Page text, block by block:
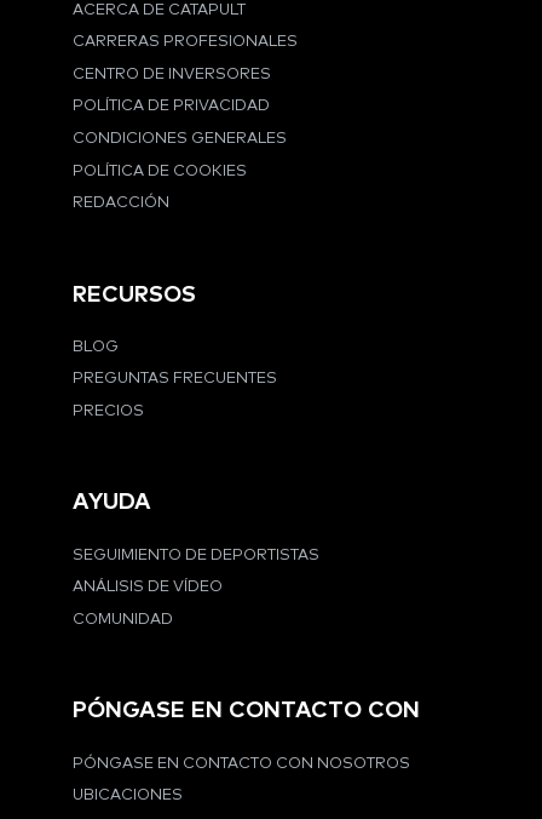
ACERCA DE CATAPULT
CARRERAS PROFESIONALES
CENTRO DE INVERSORES
POLÍTICA DE PRIVACIDAD
CONDICIONES GENERALES
POLÍTICA DE COOKIES
REDACCIÓN
RECURSOS
BLOG
PREGUNTAS FRECUENTES
PRECIOS
AYUDA
SEGUIMIENTO DE DEPORTISTAS
ANÁLISIS DE VÍDEO
COMUNIDAD
PÓNGASE EN CONTACTO CON
PÓNGASE EN CONTACTO CON NOSOTROS
UBICACIONES